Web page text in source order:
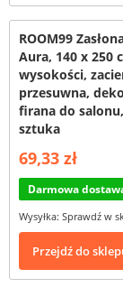
ROOM99
Aura, 140 x 250
wysokości,
przesuwna,
firana do
sztuka
69,33 zł
Darmowa
Wysyłka: Sprawdź w
Przejdź do